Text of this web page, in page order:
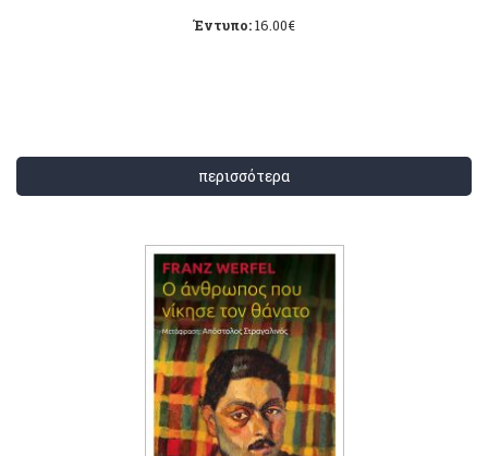
Έντυπο:16.00€
περισσότερα